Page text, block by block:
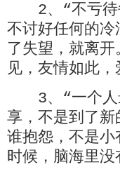
2、“不亏待
不讨好任何的
了失望，就离
见，友情如此，
3、“一个人
享，不是到了
谁抱怨，不是
时候，脑海里